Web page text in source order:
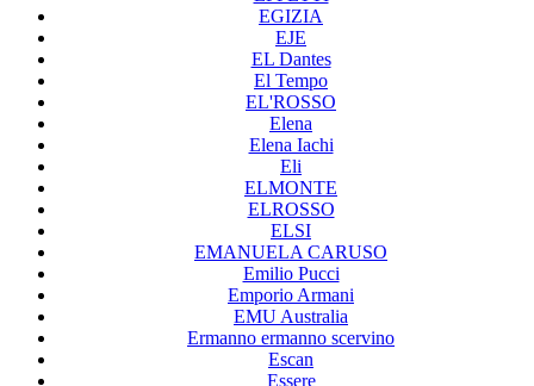
EGIZIA
EJE
EL Dantes
El Tempo
EL'ROSSO
Elena
Elena Iachi
Eli
ELMONTE
ELROSSO
ELSI
EMANUELA CARUSO
Emilio Pucci
Emporio Armani
EMU Australia
Ermanno ermanno scervino
Escan
Essere